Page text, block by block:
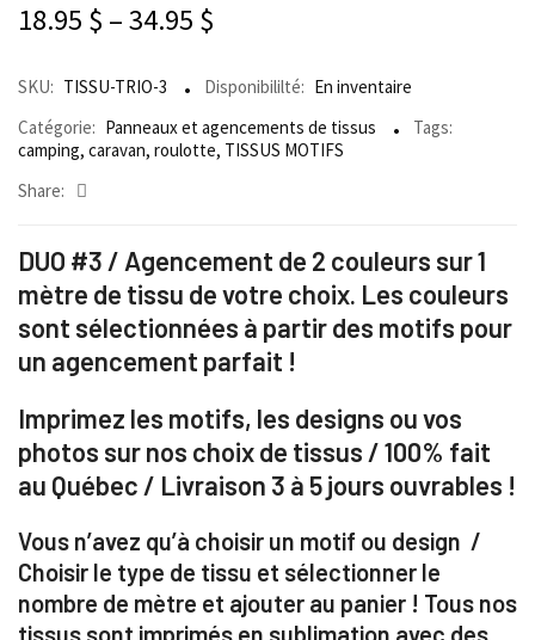
18.95 $ –34.95 $
SKU: TISSU-TRIO-3 Disponibililté: En inventaire
Catégorie: Panneaux et agencements de tissus
Tags:
camping, caravan, roulotte, TISSUS MOTIFS
Share:
DUO #3 / Agencement de 2 couleurs sur 1
mètre de tissu de votre choix. Les couleurs
sont sélectionnées à partir des motifs pour
un agencement parfait !
Imprimez les motifs, les designs ou vos
photos sur nos choix de tissus / 100% fait
au Québec / Livraison 3 à 5 jours ouvrables !
Vous n’avez qu’à choisir un motif ou design /
Choisir le type de tissu et sélectionner le
nombre de mètre et ajouter au panier ! Tous nos